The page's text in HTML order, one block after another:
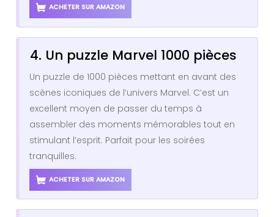
ACHETER SUR AMAZON
4. Un puzzle Marvel 1000 pièces
Un puzzle de 1000 pièces mettant en avant des
scènes iconiques de l’univers Marvel. C’est un
excellent moyen de passer du temps à
assembler des moments mémorables tout en
stimulant l’esprit. Parfait pour les soirées
tranquilles.
ACHETER SUR AMAZON